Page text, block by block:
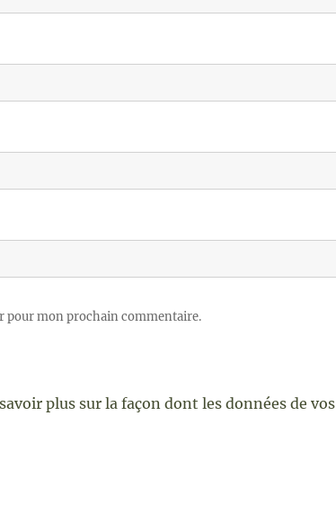
pour mon prochain commentaire.
plus sur la façon dont les données de vos